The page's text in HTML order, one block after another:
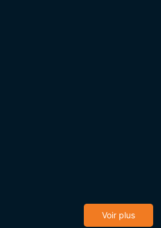
Voir plus